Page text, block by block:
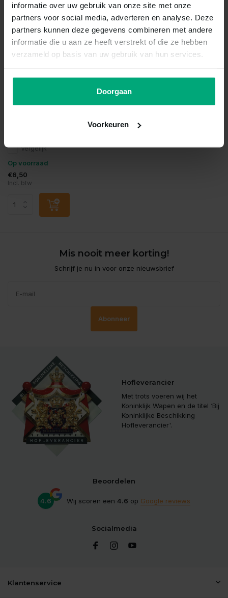
informatie over uw gebruik van onze site met onze
partners voor social media, adverteren en analyse. Deze
partners kunnen deze gegevens combineren met andere
informatie die u aan ze heeft verstrekt of die ze hebben
verzameld op basis van uw gebruik van hun services.
Doorgaan
Voorkeuren
Vergelijk
Op voorraad
€6,50
Incl. btw
Mis nooit meer korting!
Schrijf je nu in voor onze nieuwsbrief
Abonneer
Hofleverancier
Met trots voeren wij het
Koninklijk Wapen en de titel ‘Bij
Koninklijke Beschikking
Hofleverancier'.
Beoordelen
4.6 Wij scoren een 4.6 op Google reviews
Socialmedia
Klantenservice